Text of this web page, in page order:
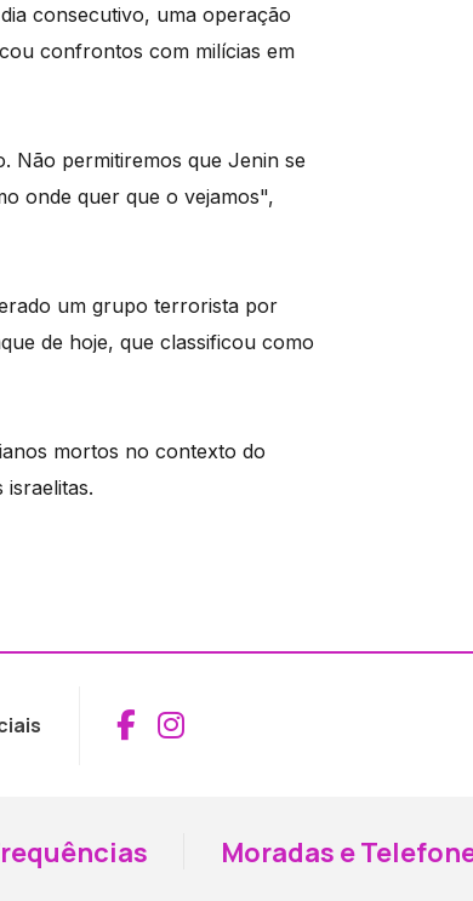
consecutivo, uma operação
confrontos com milícias em
Não permitiremos que Jenin se
onde quer que o vejamos",
um grupo terrorista por
de hoje, que classificou como
mortos no contexto do
Aceder ao Facebook
Aceder ao
Moradas e